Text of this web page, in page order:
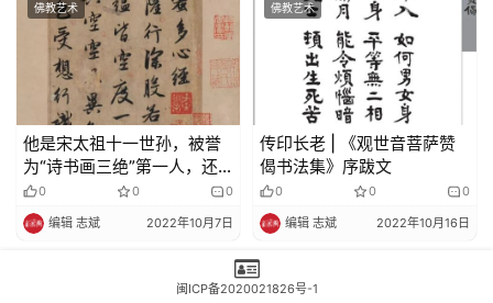
佛教艺术
他是宋太祖十一世孙，被誉
为“诗书画三绝”第一人，还
是个翩翩美男子！
0 0 0
编辑 志斌 2022年10月7日
佛教艺术
传印长老 | 《观世音菩萨赞
偈书法集》序跋文
0 0 0
编辑 志斌 2022年10月16日
闽ICP备2020021826号-1